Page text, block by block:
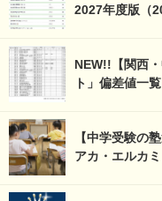
2027年度版（
NEW!!【関西
ト」偏差値一覧
【中学受験の
アカ・エルカ